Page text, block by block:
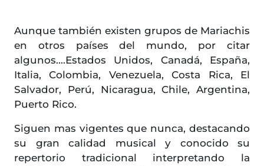
Aunque también existen grupos de Mariachis
en otros países del mundo, por citar
algunos....Estados Unidos, Canadá, España,
Italia, Colombia, Venezuela, Costa Rica, El
Salvador, Perú, Nicaragua, Chile, Argentina,
Puerto Rico.
Siguen mas vigentes que nunca, destacando
su gran calidad musical y conocido su
repertorio tradicional interpretando la